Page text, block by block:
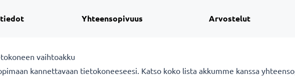
Yhteensopivuus Arvostelut
vaihtoakku
kannettavaan tietokoneeseesi. Katso koko lista akkumme kanssa